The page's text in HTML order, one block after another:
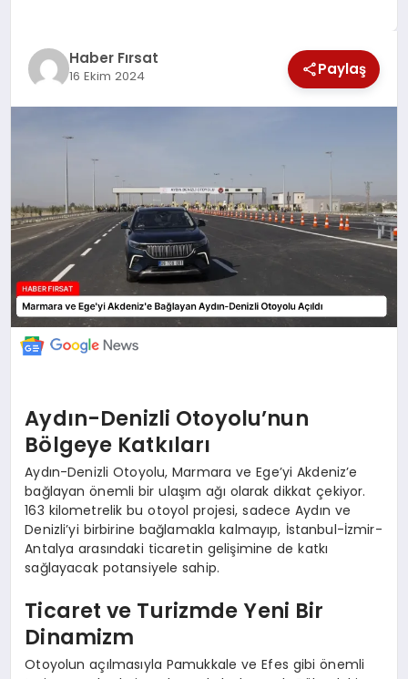
MAGAZİN
Haber Fırsat
16 Ekim 2024 Paylaş
Aydın-Denizli Otoyolu’nun
Bölgeye Katkıları
Aydın-Denizli Otoyolu, Marmara ve Ege’yi Akdeniz’e
bağlayan önemli bir ulaşım ağı olarak dikkat çekiyor.
163 kilometrelik bu otoyol projesi, sadece Aydın ve
Denizli’yi birbirine bağlamakla kalmayıp, İstanbul-İzmir-
Antalya arasındaki ticaretin gelişimine de katkı
sağlayacak potansiyele sahip.
Ticaret ve Turizmde Yeni Bir
Dinamizm
Otoyolun açılmasıyla Pamukkale ve Efes gibi önemli